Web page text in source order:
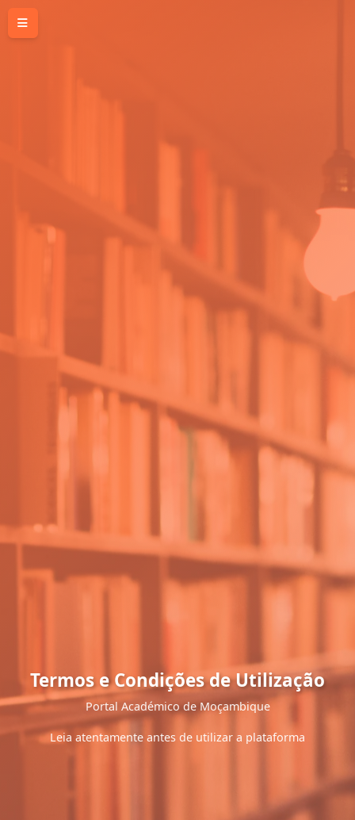
Termos e Condições de Utilização
Portal Académico de Moçambique
Leia atentamente antes de utilizar a plataforma